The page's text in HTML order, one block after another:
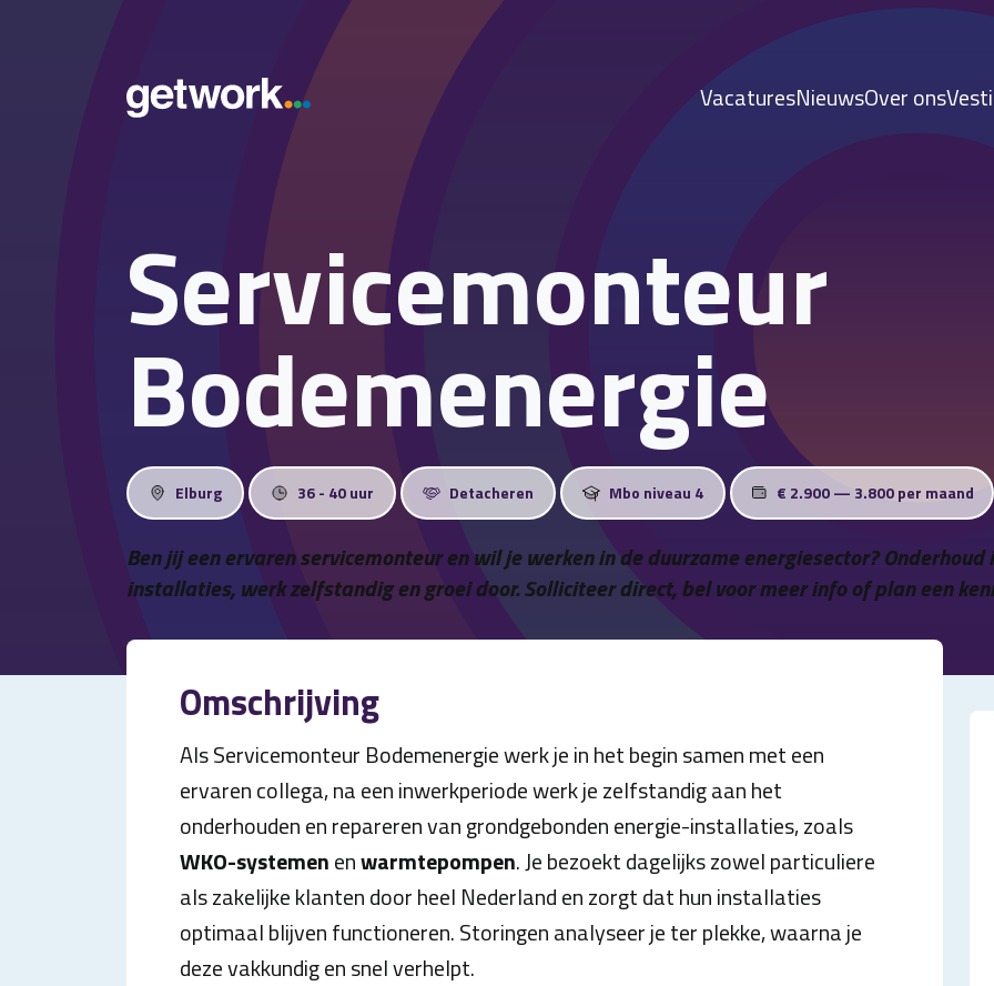
VacaturesNieuwsOver ons
Servicemonteur
Bodemenergie
Elburg 36 - 40 uur Detacheren Mbo niveau 4 € 2.900 — 3.800 per maand
Ben jij een ervaren servicemonteur en wil je werken in de duurzame energiesector?
installaties, werk zelfstandig en groei door. Solliciteer direct, bel voor meer info of plan een
Omschrijving
Als Servicemonteur Bodemenergie werk je in het begin samen met een
ervaren collega, na een inwerkperiode werk je zelfstandig aan het
onderhouden en repareren van grondgebonden energie-installaties, zoals
WKO-systemenenwarmtepompen. Je bezoekt dagelijks zowel particuliere
als zakelijke klanten door heel Nederland en zorgt dat hun installaties
optimaal blijven functioneren. Storingen analyseer je ter plekke, waarna je
deze vakkundig en snel verhelpt.